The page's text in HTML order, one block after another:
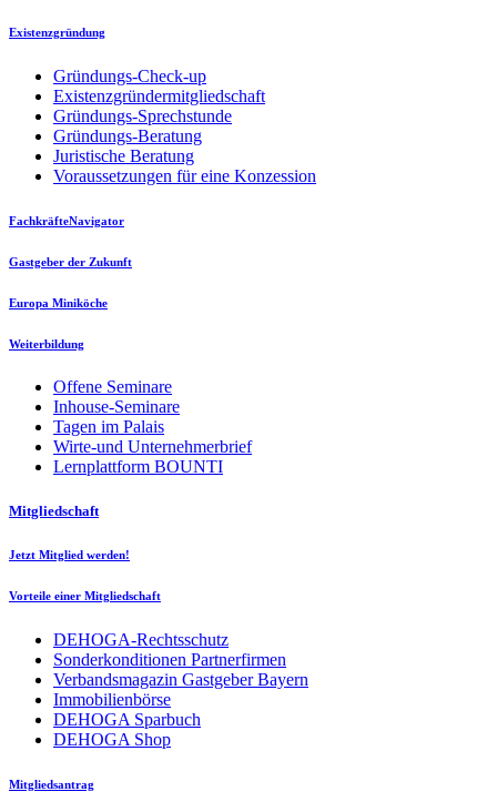
Existenzgründung
Gründungs-Check-up
Existenzgründermitgliedschaft
Gründungs-Sprechstunde
Gründungs-Beratung
Juristische Beratung
Voraussetzungen für eine Konzession
FachkräfteNavigator
Gastgeber der Zukunft
Europa Miniköche
Weiterbildung
Offene Seminare
Inhouse-Seminare
Tagen im Palais
Wirte-und Unternehmerbrief
Lernplattform BOUNTI
Mitgliedschaft
Jetzt Mitglied werden!
Vorteile einer Mitgliedschaft
DEHOGA-Rechtsschutz
Sonderkonditionen Partnerfirmen
Verbandsmagazin Gastgeber Bayern
Immobilienbörse
DEHOGA Sparbuch
DEHOGA Shop
Mitgliedsantrag